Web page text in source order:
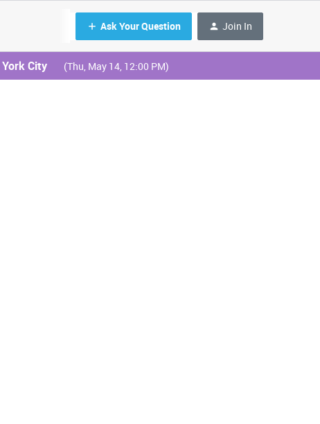
Ask Your Question Join In
City (Thu, May 14, 12:00 PM)